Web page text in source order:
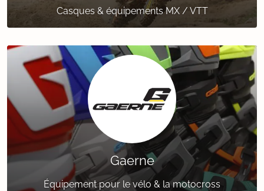
Casques & équipements MX / VTT
Gaerne
Équipement pour le vélo & la motocross